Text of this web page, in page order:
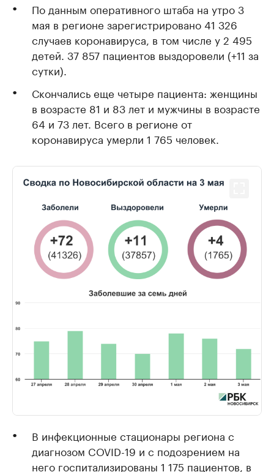
По данным оперативного штаба на утро 3
мая в регионе зарегистрировано 41 326
случаев коронавируса, в том числе у 2 495
детей. 37 857 пациентов выздоровели (+11 за
сутки).
Скончались еще четыре пациента: женщины
в возрасте 81 и 83 лет и мужчины в возрасте
64 и 73 лет. Всего в регионе от
коронавируса умерли 1 765 человек.
В инфекционные стационары региона с
диагнозом COVID-19 и с подозрением на
него госпитализированы 1 175 пациентов, в